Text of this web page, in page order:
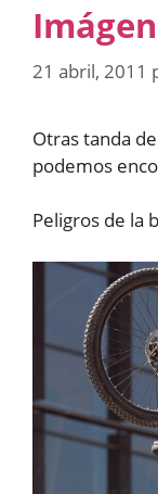
21 abril, 2011
Otras tanda
podemos
Peligros de la